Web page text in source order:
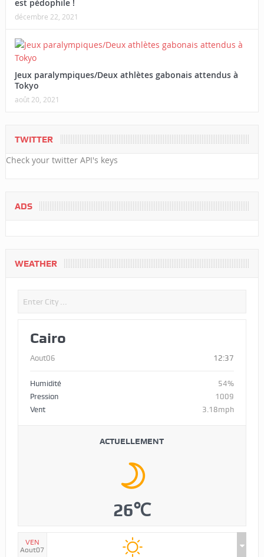
est pédophile !
décembre 22, 2021
Jeux paralympiques/Deux athlètes gabonais attendus à
Tokyo
août 20, 2021
TWITTER
Check your twitter API's keys
ADS
WEATHER
Cairo
Aout06 12:37
Humidité
54%
Pression
1009
Vent
3.18mph
ACTUELLEMENT
26℃
VEN
Aout07